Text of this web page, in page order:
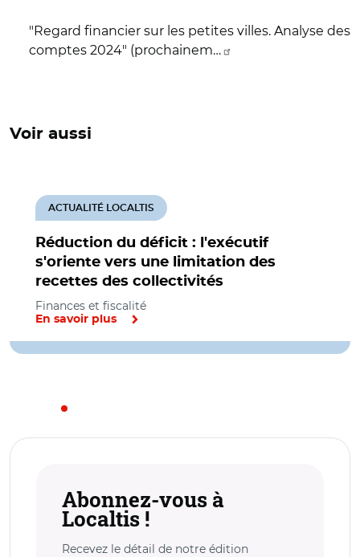
"Regard financier sur les petites villes. Analyse des
comptes 2024" (prochainem…
Voir aussi
Réduction du déficit : l'exécutif
s'oriente vers une limitation des
recettes des collectivités
ACTUALITÉ LOCALTIS
Finances et fiscalité
En savoir plus
Abonnez-vous à
Localtis !
Recevez le détail de notre édition